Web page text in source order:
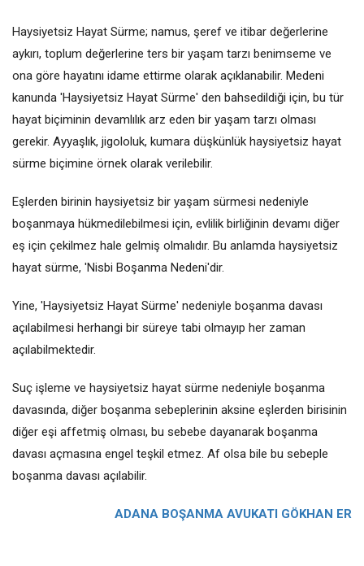
Haysiyetsiz Hayat Sürme; namus, şeref ve itibar değerlerine
aykırı, toplum değerlerine ters bir yaşam tarzı benimseme ve
ona göre hayatını idame ettirme olarak açıklanabilir. Medeni
kanunda 'Haysiyetsiz Hayat Sürme' den bahsedildiği için, bu tür
hayat biçiminin devamlılık arz eden bir yaşam tarzı olması
gerekir. Ayyaşlık, jigololuk, kumara düşkünlük haysiyetsiz hayat
sürme biçimine örnek olarak verilebilir.
Eşlerden birinin haysiyetsiz bir yaşam sürmesi nedeniyle
boşanmaya hükmedilebilmesi için, evlilik birliğinin devamı diğer
eş için çekilmez hale gelmiş olmalıdır. Bu anlamda haysiyetsiz
hayat sürme, 'Nisbi Boşanma Nedeni'dir.
Yine, 'Haysiyetsiz Hayat Sürme' nedeniyle boşanma davası
açılabilmesi herhangi bir süreye tabi olmayıp her zaman
açılabilmektedir.
Suç işleme ve haysiyetsiz hayat sürme nedeniyle boşanma
davasında, diğer boşanma sebeplerinin aksine eşlerden birisinin
diğer eşi affetmiş olması, bu sebebe dayanarak boşanma
davası açmasına engel teşkil etmez. Af olsa bile bu sebeple
boşanma davası açılabilir.
ADANA BOŞANMA AVUKATI GÖKHAN ER